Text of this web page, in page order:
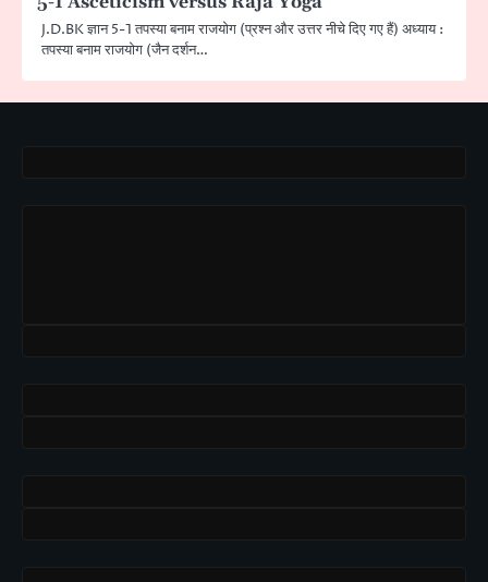
J.D.BK ज्ञान 5-1 तपस्या बनाम राजयोग (प्रश्न और उत्तर नीचे दिए गए हैं) अध्याय :
तपस्या बनाम राजयोग (जैन दर्शन…